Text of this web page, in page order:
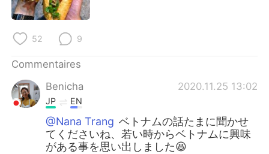
52 9
Commentaires
Benicha
2020.11.25 13:02
JP EN
@Nana Trang ベトナムの話たまに聞かせ
てくださいね、若い時からベトナムに興味
がある事を思い出しました😆